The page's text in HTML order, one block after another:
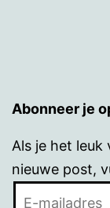
Abonneer je
Als je het
nieuwe post,